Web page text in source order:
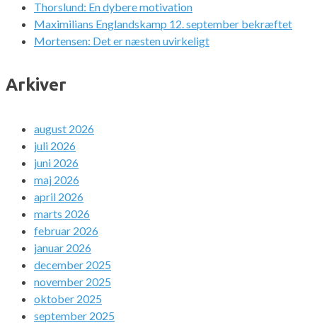
Thorslund: En dybere motivation
Maximilians Englandskamp 12. september bekræftet
Mortensen: Det er næsten uvirkeligt
Arkiver
august 2026
juli 2026
juni 2026
maj 2026
april 2026
marts 2026
februar 2026
januar 2026
december 2025
november 2025
oktober 2025
september 2025